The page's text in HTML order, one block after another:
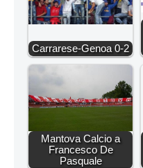
Carrarese-Genoa 0-2
Mantova Calcio a
Francesco De
Pasquale